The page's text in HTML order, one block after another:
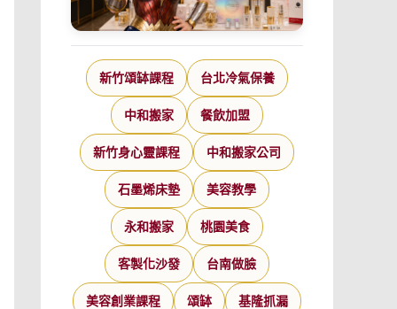
新竹頌缽課程 台北冷氣保養
中和搬家 餐飲加盟
新竹身心靈課程 中和搬家公司
石墨烯床墊 美容教學
永和搬家 桃園美食
客製化沙發 台南做臉
美容創業課程 頌缽 基隆抓漏